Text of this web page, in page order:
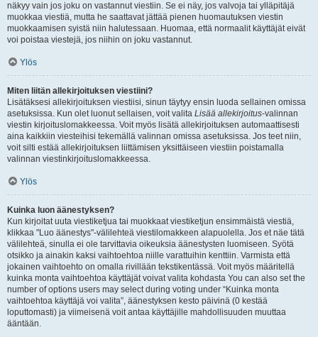
näkyy vain jos joku on vastannut viestiin. Se ei näy, jos valvoja tai ylläpitäjä
muokkaa viestiä, mutta he saattavat jättää pienen huomautuksen viestin
muokkaamisen syistä niin halutessaan. Huomaa, että normaalit käyttäjät eivät
voi poistaa viestejä, jos niihin on joku vastannut.
Ylös
Miten liitän allekirjoituksen viestiini?
Lisätäksesi allekirjoituksen viestiisi, sinun täytyy ensin luoda sellainen omissa
asetuksissa. Kun olet luonut sellaisen, voit valita Lisää allekirjoitus-valinnan
viestin kirjoituslomakkeessa. Voit myös lisätä allekirjoituksen automaattisesti
aina kaikkiin viesteihisi tekemällä valinnan omissa asetuksissa. Jos teet niin,
voit silti estää allekirjoituksen liittämisen yksittäiseen viestiin poistamalla
valinnan viestinkirjoituslomakkeessa.
Ylös
Kuinka luon äänestyksen?
Kun kirjoitat uuta viestiketjua tai muokkaat viestiketjun ensimmäistä viestiä,
klikkaa "Luo äänestys"-välilehteä viestilomakkeen alapuolella. Jos et näe tätä
välilehteä, sinulla ei ole tarvittavia oikeuksia äänestysten luomiseen. Syötä
otsikko ja ainakin kaksi vaihtoehtoa niille varattuihin kenttiin. Varmista että
jokainen vaihtoehto on omalla rivillään tekstikentässä. Voit myös määritellä
kuinka monta vaihtoehtoa käyttäjät voivat valita kohdasta You can also set the
number of options users may select during voting under “Kuinka monta
vaihtoehtoa käyttäjä voi valita”, äänestyksen kesto päivinä (0 kestää
loputtomasti) ja viimeisenä voit antaa käyttäjille mahdollisuuden muuttaa
ääntään.